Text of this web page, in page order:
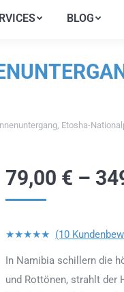
BLOG
Etosha-
79,00 € –
★★★★★ (10
In Namibia schillern die
und Rottönen, strahlt der
BLOG